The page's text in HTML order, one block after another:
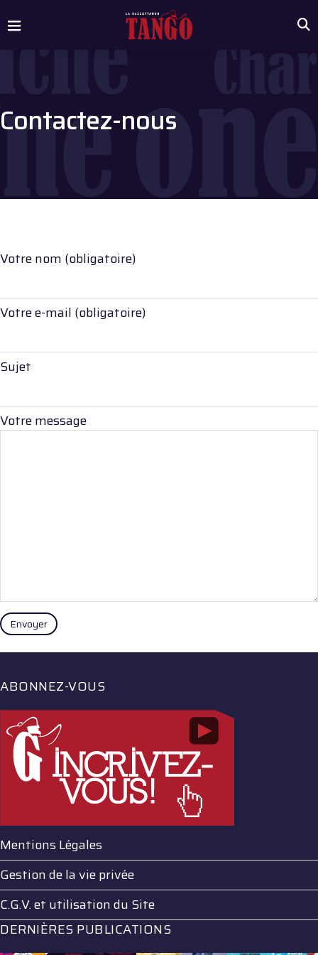
Contactez-nous
Votre nom (obligatoire)
Votre e-mail (obligatoire)
Sujet
Votre message
ABONNEZ-VOUS
Mentions Légales
Gestion de la vie privée
C.G.V. et utilisation du Site
DERNIÈRES PUBLICATIONS